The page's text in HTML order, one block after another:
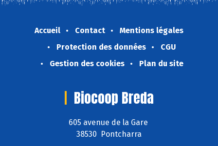
Accueil Contact
Mentions légales
Protection des données
CGU
Gestion des cookies
Plan du site
Biocoop Breda
605 avenue de la Gare
38530 Pontcharra